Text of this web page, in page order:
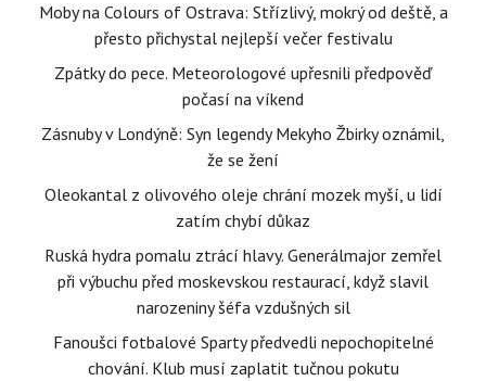
Moby na Colours of Ostrava: Střízlivý, mokrý od deště, a
přesto přichystal nejlepší večer festivalu
Zpátky do pece. Meteorologové upřesnili předpověď
počasí na víkend
Zásnuby v Londýně: Syn legendy Mekyho Žbirky oznámil,
že se žení
Oleokantal z olivového oleje chrání mozek myší, u lidí
zatím chybí důkaz
Ruská hydra pomalu ztrácí hlavy. Generálmajor zemřel
při výbuchu před moskevskou restaurací, když slavil
narozeniny šéfa vzdušných sil
Fanoušci fotbalové Sparty předvedli nepochopitelné
chování. Klub musí zaplatit tučnou pokutu